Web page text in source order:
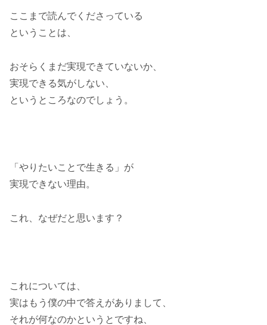
ここまで読んでくださっている
ということは、
おそらくまだ実現できていないか、
実現できる気がしない、
というところなのでしょう。
「やりたいことで生きる」が
実現できない理由。
これ、なぜだと思います？
これについては、
実はもう僕の中で答えがありまして、
それが何なのかというとですね、